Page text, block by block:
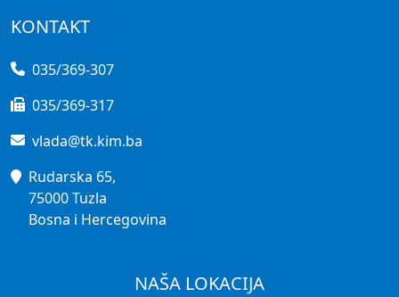
KONTAKT
035/369-307
035/369-317
vlada@tk.kim.ba
Rudarska 65,
75000 Tuzla
Bosna i Hercegovina
NAŠA LOKACIJA